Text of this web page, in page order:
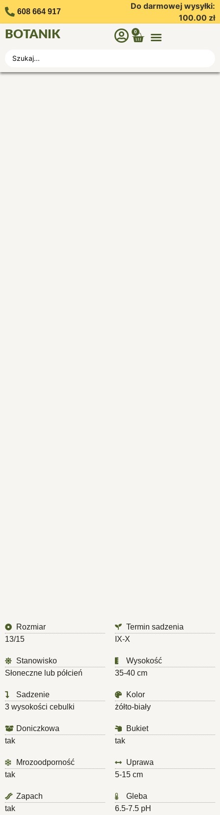
608 664 917
Do darmowej wysyłki:
100.00 zł
BOTANIK 0
Rozmiar
13/15
Termin sadzenia
IX-X
Stanowisko
Słoneczne lub półcień
Wysokość
35-40 cm
Sadzenie
3 wysokości cebulki
Kolor
żółto-biały
Doniczkowa
tak
Bukiet
tak
Mrozoodporność
tak
Uprawa
5-15 cm
Zapach
tak
Gleba
6.5-7.5 pH